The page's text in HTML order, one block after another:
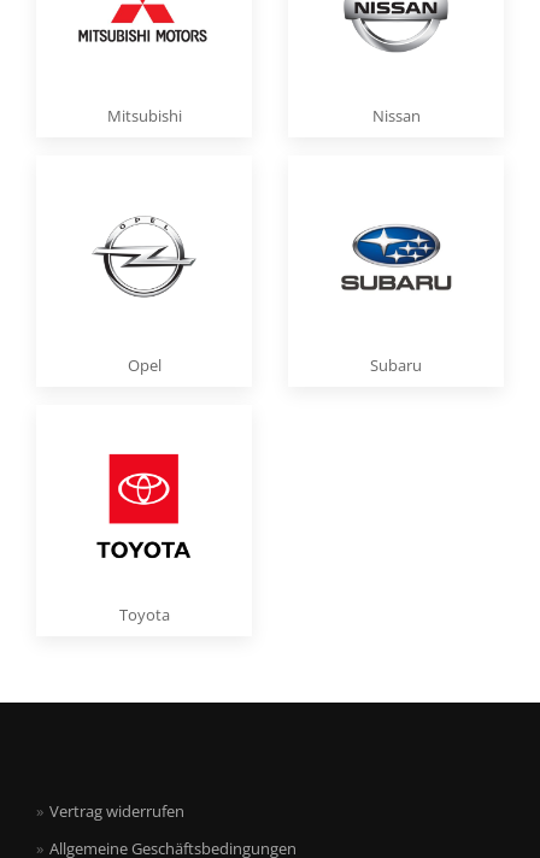
Mitsubishi Nissan
Opel Subaru
Toyota
Vertrag widerrufen
Allgemeine Geschäftsbedingungen